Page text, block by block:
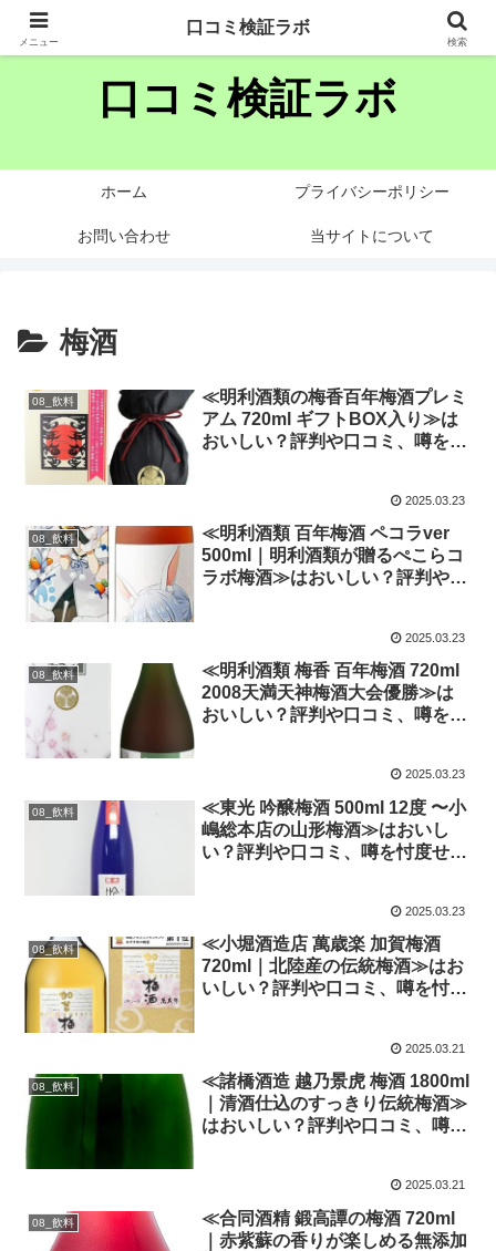
様々な商品・サービスの噂や口コミを忖度なく分析します
口コミ検証ラボ
ホーム プライバシーポリシー
お問い合わせ 当サイトについて
梅酒
08_飲料
≪明利酒類の梅香百年梅酒プレミ
アム 720ml ギフトBOX入り≫は
おいしい？評判や口コミ、噂を忖
2025.03.23
08_飲料
≪明利酒類 百年梅酒 ペコラver
500ml｜明利酒類が贈るぺこらコ
ラボ梅酒≫はおいしい？評判や口
2025.03.23
08_飲料
≪明利酒類 梅香 百年梅酒 720ml
2008天満天神梅酒大会優勝≫は
おいしい？評判や口コミ、噂を忖
2025.03.23
08_飲料
≪東光 吟醸梅酒 500ml 12度 〜小
嶋総本店の山形梅酒≫はおいし
い？評判や口コミ、噂を忖度せず
2025.03.23
08_飲料
≪小堀酒造店 萬歳楽 加賀梅酒
720ml｜北陸産の伝統梅酒≫はお
いしい？評判や口コミ、噂を忖度
2025.03.21
08_飲料
≪諸橋酒造 越乃景虎 梅酒 1800ml
｜清酒仕込のすっきり伝統梅酒≫
はおいしい？評判や口コミ、噂を
2025.03.21
08_飲料
≪合同酒精 鍛高譚の梅酒 720ml
｜赤紫蘇の香りが楽しめる無添加
メニュー
口コミ検証ラボ
検索